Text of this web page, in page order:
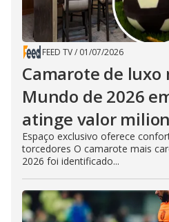
FEED TV/ 01/07/2026
Camarote de luxo
Mundo de 2026
atinge valor
Espaço exclusivo oferece
torcedores O camarote mais
2026 foi identificado...